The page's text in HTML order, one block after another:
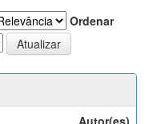
Ordenar
Autor(es)